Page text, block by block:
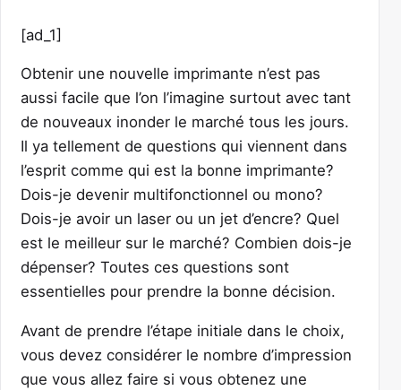
[ad_1]
Obtenir une nouvelle imprimante n’est pas
aussi facile que l’on l’imagine surtout avec tant
de nouveaux inonder le marché tous les jours.
Il ya tellement de questions qui viennent dans
l’esprit comme qui est la bonne imprimante?
Dois-je devenir multifonctionnel ou mono?
Dois-je avoir un laser ou un jet d’encre? Quel
est le meilleur sur le marché? Combien dois-je
dépenser? Toutes ces questions sont
essentielles pour prendre la bonne décision.
Avant de prendre l’étape initiale dans le choix,
vous devez considérer le nombre d’impression
que vous allez faire si vous obtenez une